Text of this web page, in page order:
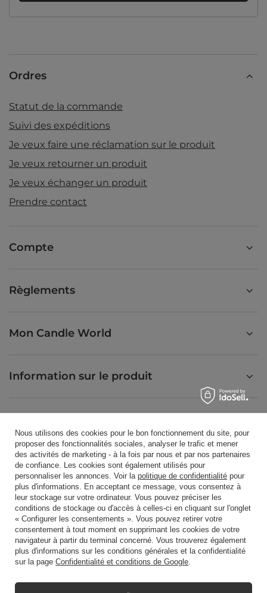
Ordres
Statut de la commande
Suivi des expéditions
Je veux faire une réclamation sur le produit
Je veux retourner un produit
Je veux échanger un produit
Prendre contact
Compte
Règlements
Mon Candle World
Information sur le produit
Raccourci
Blog
Candle World,Tarnowska 23/2,61-323Poznań
Nous utilisons des cookies pour le bon fonctionnement du site, pour
proposer des fonctionnalités sociales, analyser le trafic et mener
des activités de marketing - à la fois par nous et par nos partenaires
de confiance. Les cookies sont également utilisés pour
personnaliser les annonces. Voir la politique de confidentialité pour
plus d'informations. En acceptant ce message, vous consentez à
leur stockage sur votre ordinateur. Vous pouvez préciser les
conditions de stockage ou d'accès à celles-ci en cliquant sur l'onglet
« Configurer les consentements ». Vous pouvez retirer votre
consentement à tout moment en supprimant les cookies de votre
navigateur à partir du terminal concerné. Vous trouverez également
plus d'informations sur les conditions générales et la confidentialité
sur la page Confidentialité et conditions de Google.